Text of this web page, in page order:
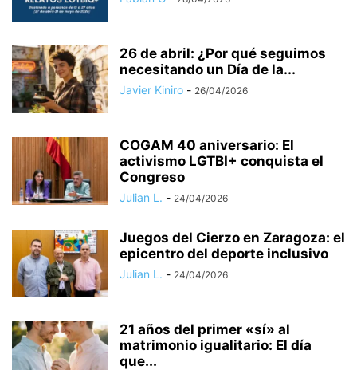
26 de abril: ¿Por qué seguimos
necesitando un Día de la...
Javier Kiniro - 26/04/2026
COGAM 40 aniversario: El
activismo LGTBI+ conquista el
Congreso
Julian L. - 24/04/2026
Juegos del Cierzo en Zaragoza: el
epicentro del deporte inclusivo
Julian L. - 24/04/2026
21 años del primer «sí» al
matrimonio igualitario: El día
que...